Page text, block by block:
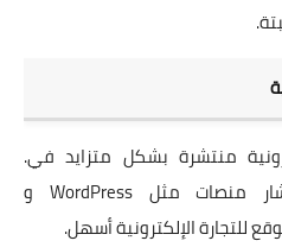
منتشرة بشكل متزايد في.
السنوات الأخيرة ، مع انتشار منصات مثل WordPress و